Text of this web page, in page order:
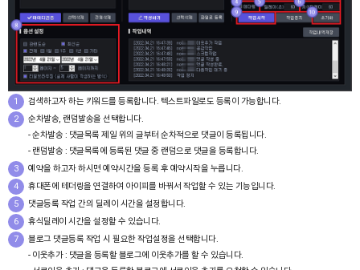
1
검색하고자 하는 키워드를 등록합니다. 텍스트파일로도 등록이 가능합니다.
2
순차발송, 랜덤발송을 선택합니다.
- 순차발송 : 댓글목록 제일 위의 글부터 순차적으로 댓글이 등록됩니다.
- 랜덤발송 : 댓글목록에 등록된 댓글 중 랜덤으로 댓글을 등록합니다.
3
예약을 하고자 하시면 예약시간을 등록 후 예약시작을 누릅니다.
4
휴대폰에 테더링을 연결하여 아이피를 바꿔서 작업할 수 있는 기능입니다.
5
댓글등록 작업 간의 딜레이 시간을 설정합니다.
6
휴식딜레이 시간을 설정할 수 있습니다.
7
블로그 댓글등록 작업 시 필요한 작업설정을 선택합니다.
- 이웃추가 : 댓글을 등록할 블로그에 이웃추가를 할 수 있습니다.